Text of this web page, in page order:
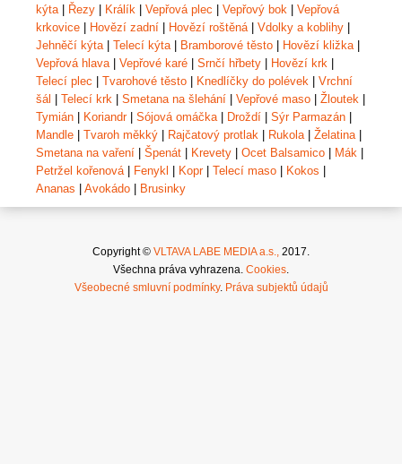
kýta| Řezy Králík Vepřová plec Vepřový bok
Vepřová
krkovice
Hovězí zadní Hovězí roštěná| Vdolky a koblihy
Jehněčí kýta| Telecí kýta| Bramborové těsto Hovězí kližka|
Vepřová hlava| Vepřové karé Srnčí hřbety Hovězí krk
Telecí plec
Tvarohové těsto Knedlíčky do polévek
Vrchní
šál
Telecí krk Smetana na šlehání Vepřové maso Žloutek
Tymián
Koriandr| Sójová omáčka| Droždí Sýr Parmazán
Mandle
Tvaroh měkký Rajčatový protlak Rukola| Želatina|
Smetana na vaření
Špenát Krevety Ocet Balsamico Mák
Petržel kořenová| Fenykl Kopr| Telecí maso Kokos
Ananas
Avokádo Brusinky
Copyright © VLTAVA LABE MEDIA a.s., 2017.
Všechna práva vyhrazena. Cookies.
Všeobecné smluvní podmínky. Práva subjektů údajů